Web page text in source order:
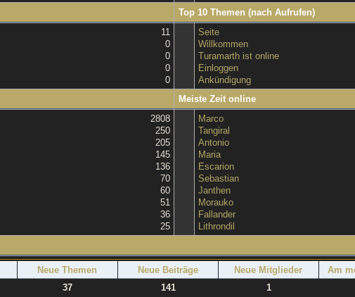
Top 10 Themen (nach Aufrufen)
11
0
0
0
0
Seite
Willkommen
Turamarth ist online
Einloggen
Ankündigung
Meiste Zeit online
2808
250
205
145
136
70
60
51
36
25
Marco
Tangiral
Antonio
Maria
Escarion
Sebastian
Janthen
Morauko
Fallander
Lithrondil
Neue Themen Neue Beiträge Neue Mitglieder Am
37 141 1